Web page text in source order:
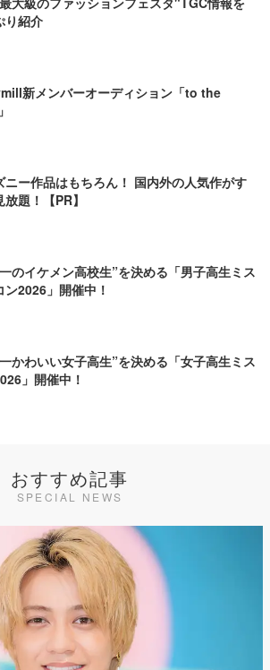
り紹介
新メンバーオーディション「to the
ニー作品はもちろん！ 国内外の人気作がす
題！【PR】
のイケメン高校生”を決める「男子高生ミス
ン2026」開催中！
かわいい女子高生”を決める「女子高生ミス
」開催中！
おすすめ記事
SPECIAL NEWS